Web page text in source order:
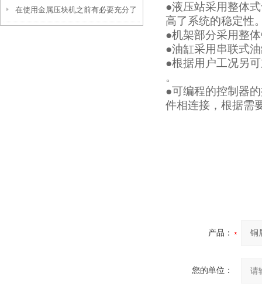
题呢
在使用金属压块机之前有必要充分了
●液压站采用整体
高了系统的稳定性
●机架部分采用整
●油缸采用串联式
●根据用户工况另
。
●可编程的控制器
件相连接，根据需
产品：
您的单位：